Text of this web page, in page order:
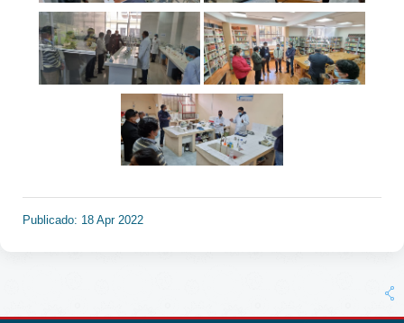
Publicado: 18 Apr 2022